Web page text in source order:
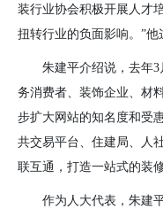
装行业协会积极开展人才
扭转行业的负面影响。”他
朱建平介绍说，去年3
务消费者、装饰企业、材
步扩大网站的知名度和受
共交易平台、住建局、人
联互通，打造一站式的装
作为人大代表，朱建